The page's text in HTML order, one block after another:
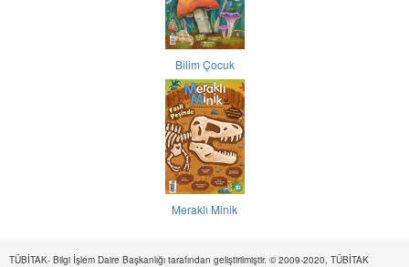
Bilim Çocuk
Meraklı Minik
TÜBİTAK- Bilgi İşlem Daire Başkanlığı tarafından geliştirilmiştir. © 2009-2020, TÜBİTAK